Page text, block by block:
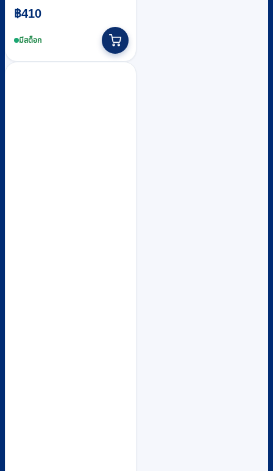
฿410
มีสต็อก